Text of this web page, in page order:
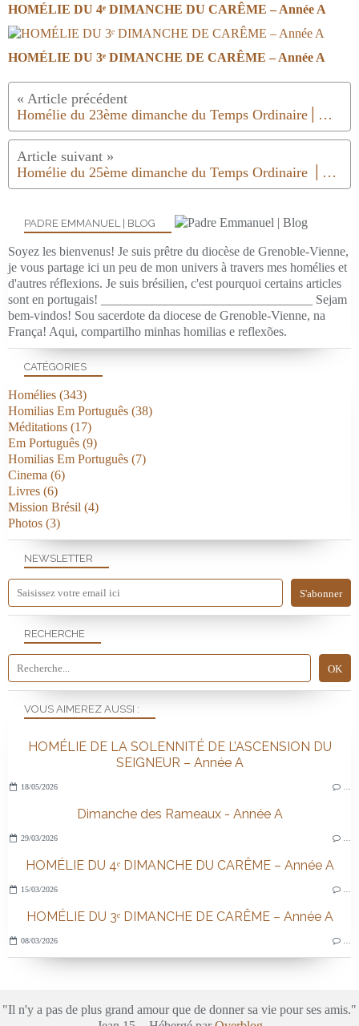
HOMÉLIE DU 4ᵉ DIMANCHE DU CARÊME – Année A
HOMÉLIE DU 3ᵉ DIMANCHE DE CARÊME – Année A
Homélie du 23ème dimanche du Temps Ordinaire│Année B│2018
Homélie du 25ème dimanche du Temps Ordinaire │Année B │2018
NEWSLETTER
RECHERCHE
PADRE EMMANUEL | BLOG
Soyez les bienvenus! Je suis prêtre du diocèse de Grenoble-Vienne,
je vous partage ici un peu de mon univers à travers mes homélies et
d'autres réflexions. Je suis brésilien, c'est pourquoi certains articles
sont en portugais! _________________________________ Sejam
bem-vindos! Sou sacerdote da diocese de Grenoble-Vienne, na
França! Aqui, compartilho minhas homilias e reflexões.
VOUS AIMEREZ AUSSI :
HOMÉLIE DE LA SOLENNITÉ DE L’ASCENSION DU
SEIGNEUR – Année A
18/05/2026
Dimanche des Rameaux - Année A
29/03/2026
HOMÉLIE DU 4ᵉ DIMANCHE DU CARÊME – Année A
15/03/2026
HOMÉLIE DU 3ᵉ DIMANCHE DE CARÊME – Année A
08/03/2026
CATÉGORIES
Homélies (343)
Homilias Em Português (38)
Méditations (17)
Em Português (9)
Homilias Em Português (7)
Cinema (6)
Livres (6)
Mission Brésil (4)
Photos (3)
"Il n'y a pas de plus grand amour que de donner sa vie pour ses amis."